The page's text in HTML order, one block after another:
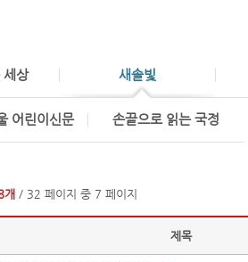
세상 새솔빛
어린이신문 손끝으로 읽는 국정
개 / 32 페이지 중 7 페이지
제목